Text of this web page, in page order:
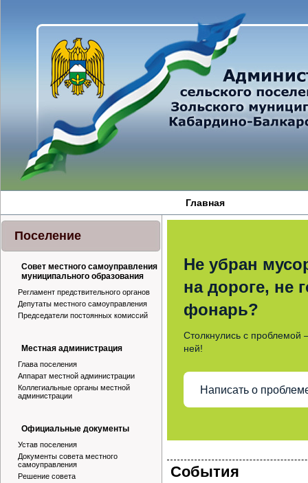
Главная
Поселение
Совет местного самоуправления
муниципального образования
Регламент предствительного органов
Депутаты местного самоуправления
Председатели постоянных комиссий
Местная администрация
Глава поселения
Аппарат местной администрации
Коллегиальные органы местной
администрации
Официальные документы
Устав поселения
Документы совета местного
самоуправления
Решение совета
Не убран
на дороге, не
фонарь?
Столкнулись с
ней!
Написать о
События